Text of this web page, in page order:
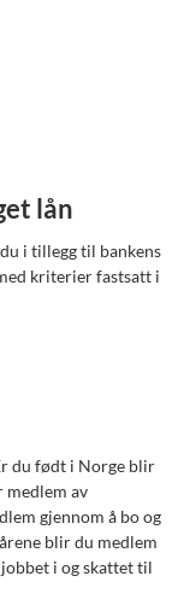
lån
i tillegg til bankens
kriterier fastsatt i
du født i Norge blir
av
gjennom å bo og
blir du medlem
i og skattet til